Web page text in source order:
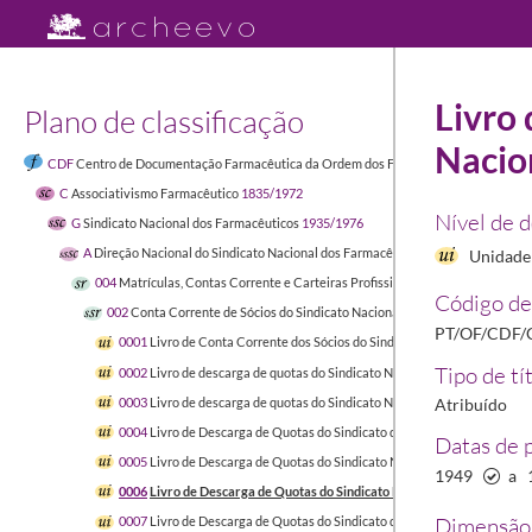
Plano de classificação
CDFCentro de Documentação Farmacêutica da Ordem dos Farmacêuticos1449-04-
C Associativismo Farmacêutico 1835/1972
GSindicato Nacional dos Farmacêuticos 1935/1976
A Direção Nacional do Sindicato Nacional dos Farmacêuticos
1900/1996-03-16
004 Matrículas, Contas Corrente e Carteiras Profissionais de Sócios do
002Conta Corrente de Sócios do Sindicato Nacional dos Farmacêuticos
0001 Livro de Conta Corrente dos Sócios do Sindicato Nacional dos
0002 Livro de descarga de quotas do Sindicato Nacional dos
0003 Livro de descarga de quotas do Sindicato Nacional dos
0004 Livro de Descarga de Quotas do Sindicato dos Farmacêuticos
0005 Livro de Descarga de Quotas do Sindicato Nacional dos
0006Livro de Descarga de Quotas do Sindicato Nacional dos
0007 Livro de Descarga de Quotas do Sindicato dos Farmacêuticos
Livro
Nível de
Código
PT/OF/
Tipo de
Atribuído
Datas de
1949 a